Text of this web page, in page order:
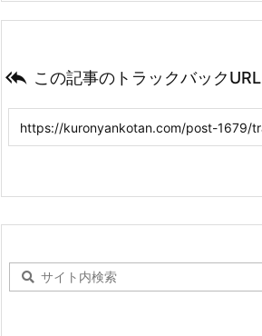
 この記事のトラックバックURL